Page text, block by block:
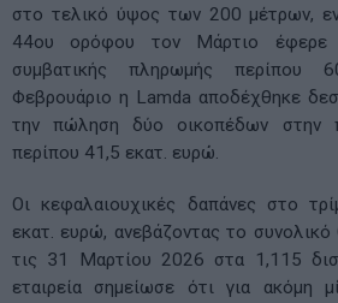
στο τελικό ύψος των 200 μέτρων,
44ου ορόφου τον Μάρτιο έφερε
συμβατικής πληρωμής
Φεβρουάριο η Lamda αποδέχθηκε
την πώληση δύο οικοπέδων στην
περίπου 41,5 εκατ. ευρώ.
Οι κεφαλαιουχικές δαπάνες στο
εκατ. ευρώ, ανεβάζοντας το
τις 31 Μαρτίου 2026 στα 1,115
εταιρεία σημείωσε ότι για ακόμη